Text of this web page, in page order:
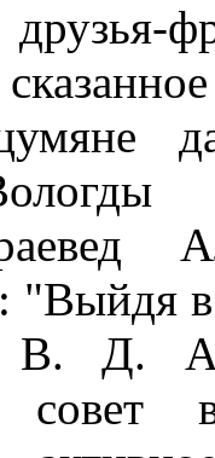
друзья-
в
В. Д.
совет